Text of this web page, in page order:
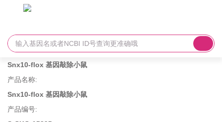
Snx10-flox 基因敲除小鼠
产品名称:
Snx10-flox 基因敲除小鼠
产品编号: